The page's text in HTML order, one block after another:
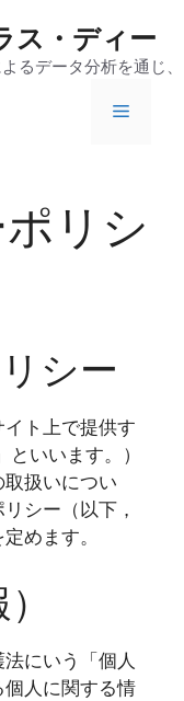
ス・ディー
るデータ分析を通じ
メ
ュ
リシ
シー
ト上で提供す
いいます。）
扱いについ
シー（以下，
めます。
にいう「個人
人に関する情